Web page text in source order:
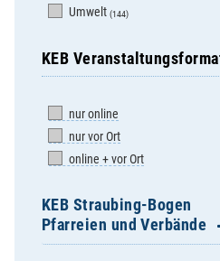
Umwelt (144)
KEB
nur online
nur vor Ort
online + vor Ort
KEB Straubing-Bogen
Pfarreien und Verbände